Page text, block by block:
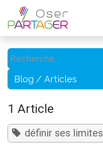
Se rendre au contenu
Blog / Articles
1 Article
définir ses limites